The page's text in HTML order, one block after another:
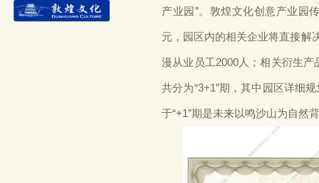
产业园”。敦煌文化创意产业园
元，园区内的相关企业将直接解
漫从业员工2000人；相关衍生
共分为“3+1”期，其中园区详细
于“+1”期是未来以鸣沙山为自然